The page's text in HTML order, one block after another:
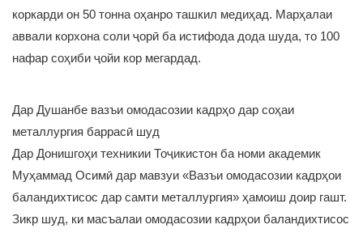
коркарди он 50 тонна оҳанро ташкил медиҳад. Марҳалаи
аввали корхона соли ҷорӣ ба истифода дода шуда, то 100
нафар соҳиби ҷойи кор мегардад.
Дар Душанбе вазъи омодасозии кадрҳо дар соҳаи
металлургия баррасӣ шуд
Дар Донишгоҳи техникии Тоҷикистон ба номи академик
Муҳаммад Осимӣ дар мавзуи «Вазъи омодасозии кадрҳои
баландихтисос дар самти металлургия» ҳамоиш доир гашт.
Зикр шуд, ки масъалаи омодасозии кадрҳои баландихтисос